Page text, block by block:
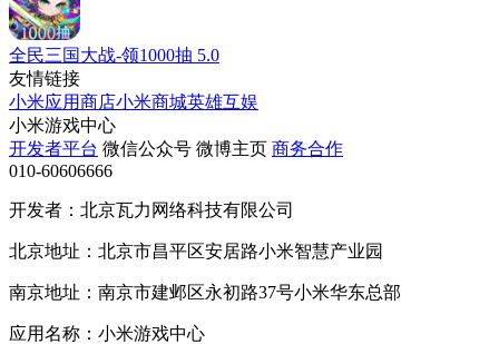
全民三国大战-领1000抽 5.0
友情链接
小米应用商店小米商城英雄互娱
小米游戏中心
开发者平台 微信公众号 微博主页 商务合作
010-60606666
开发者：北京瓦力网络科技有限公司
北京地址：北京市昌平区安居路小米智慧产业园
南京地址：南京市建邺区永初路37号小米华东总部
应用名称：小米游戏中心